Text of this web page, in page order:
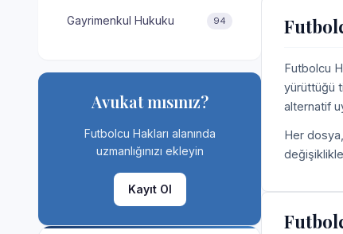
Gayrimenkul Hukuku 94
Avukat mısınız?
Futbolcu Hakları alanında
uzmanlığınızı ekleyin
Kayıt Ol
Futbolcu
yürüttüğü
alternatif
Her